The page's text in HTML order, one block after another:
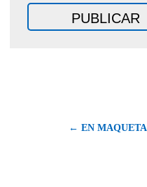
← EN MAQUETA